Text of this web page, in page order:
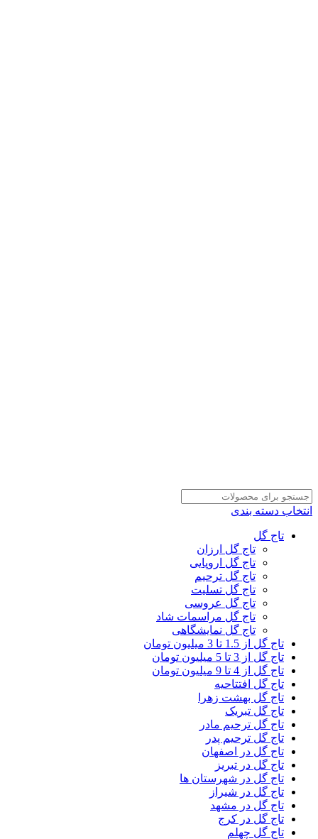
انتخاب دسته بندی
تاج گل
تاج گل ارزان
تاج گل اروپایی
تاج گل ترحیم
تاج گل تسلیت
تاج گل عروسی
تاج گل مراسمات شاد
تاج گل نمایشگاهی
تاج گل از 1.5 تا 3 میلیون تومان
تاج گل از 3 تا 5 میلیون تومان
تاج گل از 4 تا 9 میلیون تومان
تاج گل افتتاحیه
تاج گل بهشت زهرا
تاج گل تبریک
تاج گل ترحیم مادر
تاج گل ترحیم پدر
تاج گل در اصفهان
تاج گل در تبریز
تاج گل در شهرستان ها
تاج گل در شیراز
تاج گل در مشهد
تاج گل در کرج
تاج گل چهلم